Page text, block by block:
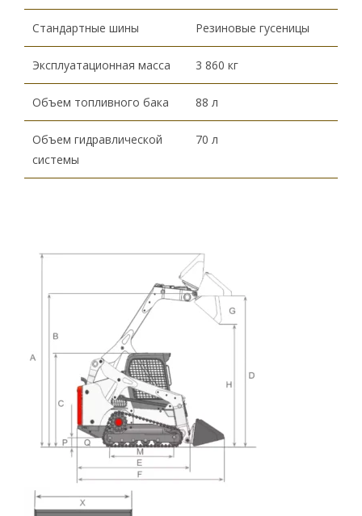
Стандартные шины Резиновые гусеницы
Эксплуатационная масса 3 860 кг
Объем топливного бака 88 л
Объем гидравлической
системы
70 л